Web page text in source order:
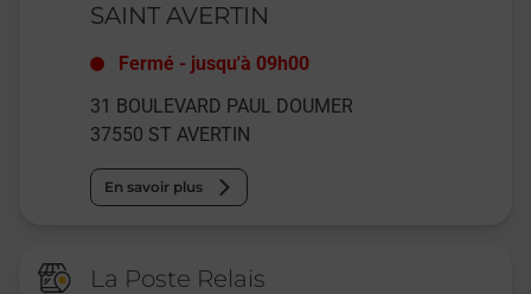
SAINT AVERTIN
Fermé - jusqu'à 09h00
31 BOULEVARD PAUL DOUMER
37550 ST AVERTIN
En savoir plus
La Poste Relais